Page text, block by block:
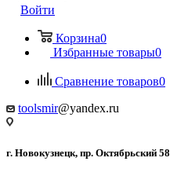
Войти
Корзина0
Избранные товары0
Сравнение товаров0
toolsmir@yandex.ru
г. Новокузнецк, пр. Октябрьский 58